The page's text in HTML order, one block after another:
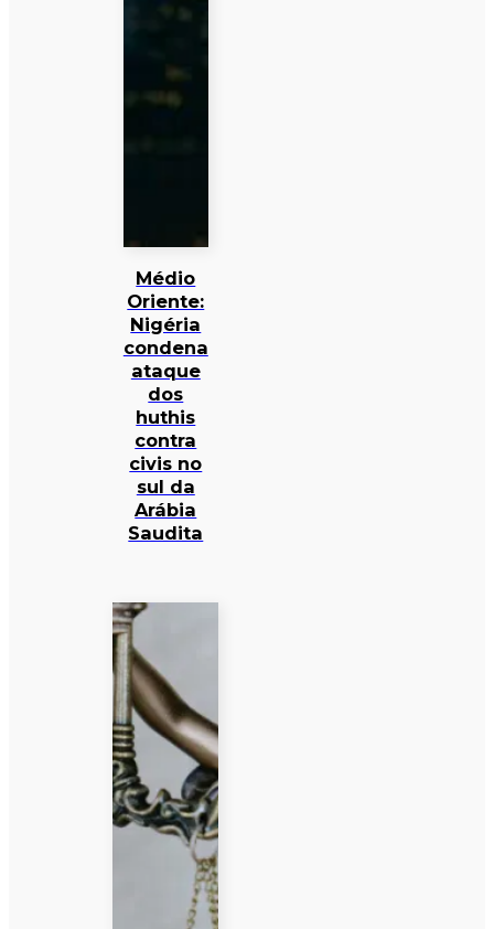
Médio
Oriente:
Nigéria
condena
ataque
dos
huthis
contra
civis no
sul da
Arábia
Saudita